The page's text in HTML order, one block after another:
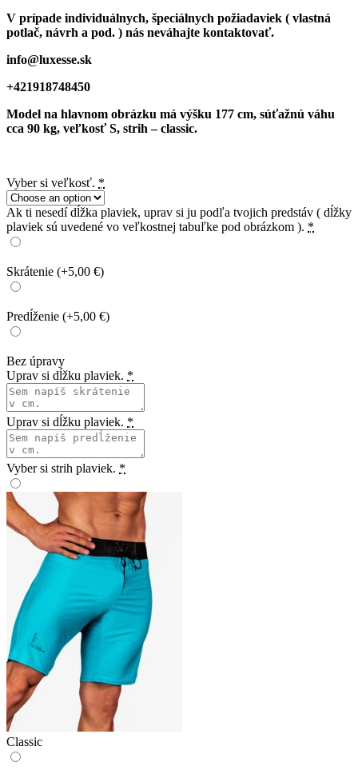
V prípade individuálnych, špeciálnych požiadaviek ( vlastná
potlač, návrh a pod. ) nás neváhajte kontaktovať.
info@luxesse.sk
+421918748450
Model na hlavnom obrázku má výšku 177 cm, súťažnú váhu
cca 90 kg, veľkosť S, strih – classic.
Vyber si veľkosť. *
Ak ti nesedí dĺžka plaviek, uprav si ju podľa tvojich predstáv ( dĺžky
plaviek sú uvedené vo veľkostnej tabuľke pod obrázkom ). *
Skrátenie (+5,00 €)
Predĺženie (+5,00 €)
Bez úpravy
Uprav si dĺžku plaviek. *
Uprav si dĺžku plaviek. *
Vyber si strih plaviek. *
Classic